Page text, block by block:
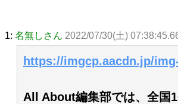
1: 名無しさん 2022/07/30(土)
https://imgcp.aacdn.jp/
All About編集部では、全国